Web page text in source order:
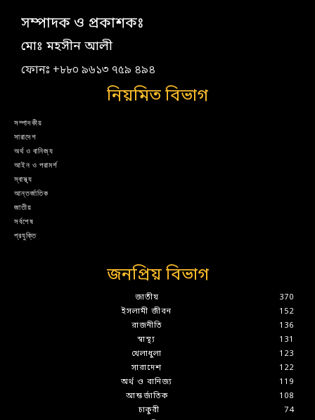
সম্পাদক ও প্রকাশকঃ
মোঃ মহসীন আলী
ফোনঃ +৮৮০ ৯৬১৩ ৭৫৯ ৪৯৪
নিয়মিত বিভাগ
সম্পাদকীয়
সারাদেশ
অর্থ ও বানিজ্য
আইন ও পরামর্শ
স্বাস্থ্য
আন্তর্জাতিক
জাতীয়
সর্বশেষ
প্রযুক্তি
জনপ্রিয় বিভাগ
জাতীয়
370
ইসলামী জীবন
152
রাজনীতি
136
স্বাস্থ্য
131
খেলাধুলা
123
সারাদেশ
122
অর্থ ও বানিজ্য
119
আন্তর্জাতিক
108
চাকুরী
74